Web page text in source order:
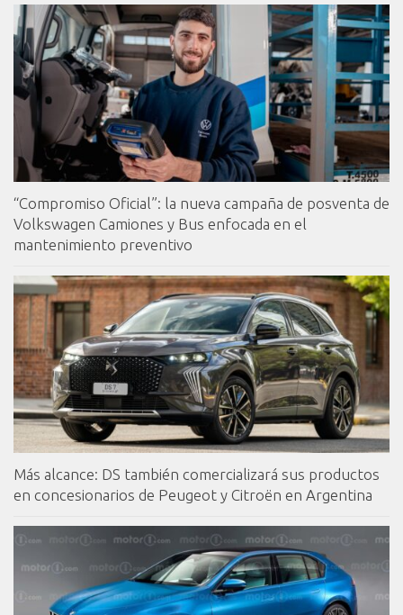
“Compromiso Oficial”: la nueva campaña de posventa de
Volkswagen Camiones y Bus enfocada en el
mantenimiento preventivo
Más alcance: DS también comercializará sus productos
en concesionarios de Peugeot y Citroën en Argentina